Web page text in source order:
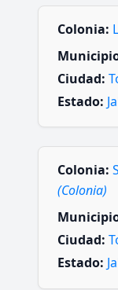
Colonia:
Ciudad:
Estado:
Colonia:
(Colonia)
Ciudad:
Estado: